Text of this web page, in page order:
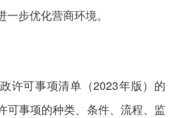
步优化营商环境。
许可事项清单（2023年版）的
可事项的种类、条件、流程、监